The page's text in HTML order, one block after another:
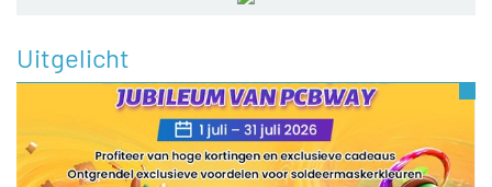
Uitgelicht